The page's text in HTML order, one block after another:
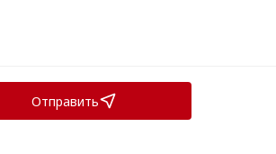
Отправить